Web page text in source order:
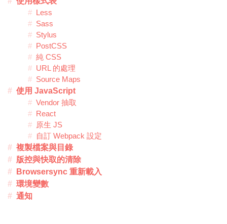
Less
Sass
Stylus
PostCSS
純 CSS
URL 的處理
Source Maps
使用 JavaScript
Vendor 抽取
React
原生 JS
自訂 Webpack 設定
複製檔案與目錄
版控與快取的清除
Browsersync 重新載入
環境變數
通知